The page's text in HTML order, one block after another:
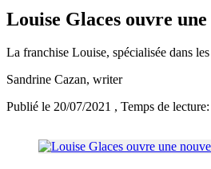
Louise Glaces ouvre
La franchise Louise, spécialisée dans
Sandrine Cazan, writer
Publié le 20/07/2021 , Temps de